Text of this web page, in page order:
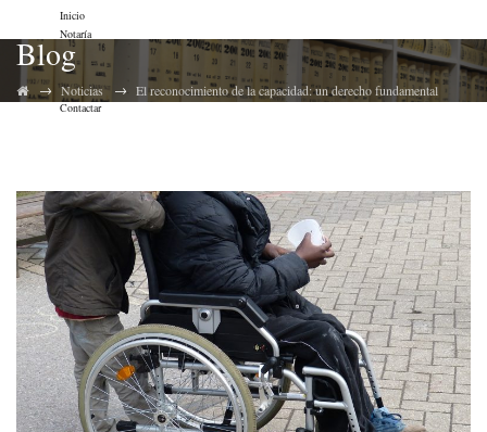
Inicio
Notaría
Equipo
Servicios
Noticias
Contactar
Blog
→Noticias→ El reconocimiento de la capacidad: un derecho fundamental